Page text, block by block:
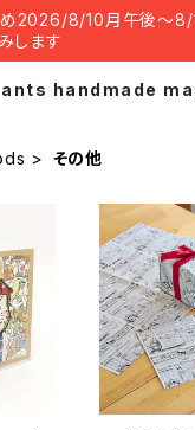
2026/8/10月午後～8/
します
ants handmade
その他